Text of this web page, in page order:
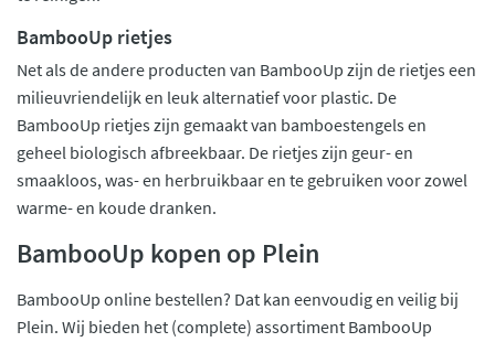
BambooUp rietjes
Net als de andere producten van BambooUp zijn de rietjes een
milieuvriendelijk en leuk alternatief voor plastic. De
BambooUp rietjes zijn gemaakt van bamboestengels en
geheel biologisch afbreekbaar. De rietjes zijn geur- en
smaakloos, was- en herbruikbaar en te gebruiken voor zowel
warme- en koude dranken.
BambooUp kopen op Plein
BambooUp online bestellen? Dat kan eenvoudig en veilig bij
Plein. Wij bieden het (complete) assortiment BambooUp